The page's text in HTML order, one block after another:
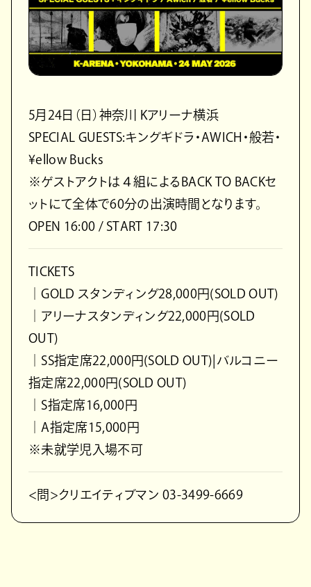
5月24日（日）神奈川 Kアリーナ横浜
SPECIAL GUESTS:キングギドラ・AWICH・般若・
¥ellow Bucks
※ゲストアクトは４組によるBACK TO BACKセ
ットにて全体で60分の出演時間となります。
OPEN 16:00 / START 17:30
TICKETS
｜GOLD スタンディング28,000円(SOLD OUT)
｜アリーナスタンディング22,000円(SOLD
OUT)
｜SS指定席22,000円(SOLD OUT)|バルコニー
指定席22,000円(SOLD OUT)
｜S指定席16,000円
｜A指定席15,000円
※未就学児入場不可
<問>クリエイティブマン 03-3499-6669